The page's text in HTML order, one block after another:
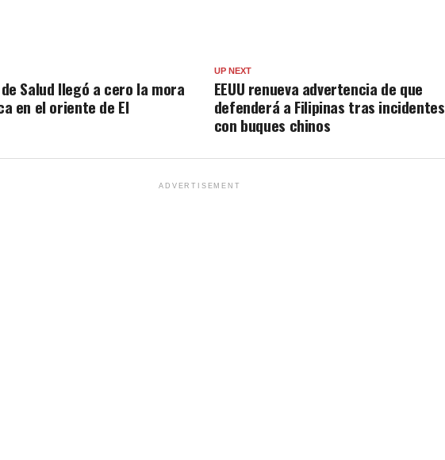
UP NEXT
EEUU renueva advertencia de que
defenderá a Filipinas tras incidentes
con buques chinos
Salud llegó a cero la mora
en el oriente de El
ADVERTISEMENT